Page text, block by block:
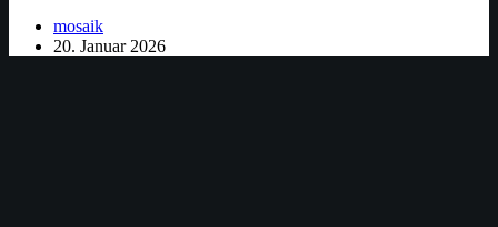
mosaik
20. Januar 2026